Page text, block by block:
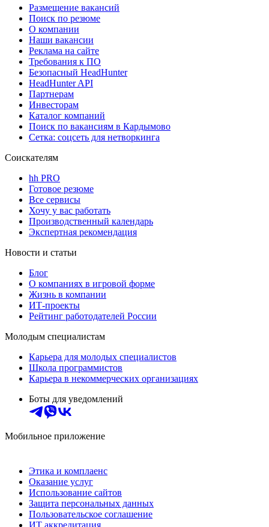
Размещение вакансий
Поиск по резюме
О компании
Наши вакансии
Реклама на сайте
Требования к ПО
Безопасный HeadHunter
HeadHunter API
Партнерам
Инвесторам
Каталог компаний
Поиск по вакансиям в Кардымово
Сетка: соцсеть для нетворкинга
Соискателям
hh PRO
Готовое резюме
Все сервисы
Хочу у вас работать
Производственный календарь
Экспертная рекомендация
Новости и статьи
Блог
О компаниях в игровой форме
Жизнь в компании
ИТ-проекты
Рейтинг работодателей России
Молодым специалистам
Карьера для молодых специалистов
Школа программистов
Карьера в некоммерческих организациях
Боты для уведомлений
Мобильное приложение
Этика и комплаенс
Оказание услуг
Использование сайтов
Защита персональных данных
Пользовательское соглашение
ИТ аккредитация